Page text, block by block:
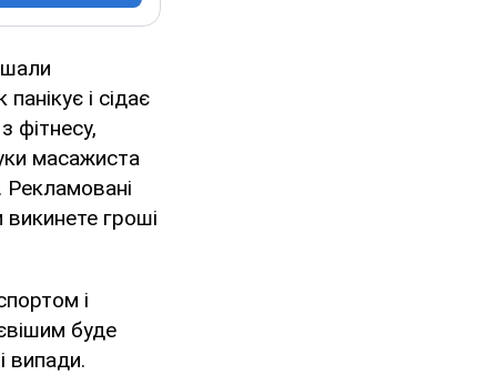
і сідає
фітнесу,
масажиста
викинете гроші
і
буде
випади.